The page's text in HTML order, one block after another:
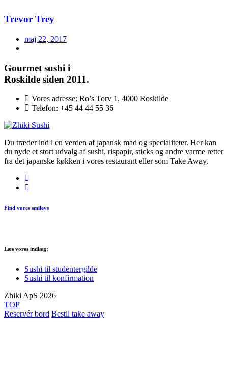
Trevor Trey
maj 22, 2017
Gourmet sushi i
Roskilde siden 2011.
Vores adresse: Ro’s Torv 1, 4000 Roskilde
Telefon: +45 44 44 55 36
Du træder ind i en verden af japansk mad og specialiteter. Her kan
du nyde et stort udvalg af sushi, rispapir, sticks og andre varme retter
fra det japanske køkken i vores restaurant eller som Take Away.
Find vores smileys
Læs vores indlæg:
Sushi til studentergilde
Sushi til konfirmation
Zhiki ApS 2026
TOP
Reservér bord Bestil take away